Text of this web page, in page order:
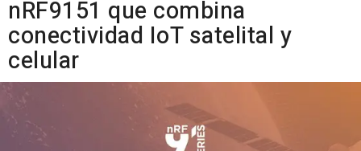
nRF9151 que combina
conectividad IoT satelital y
celular